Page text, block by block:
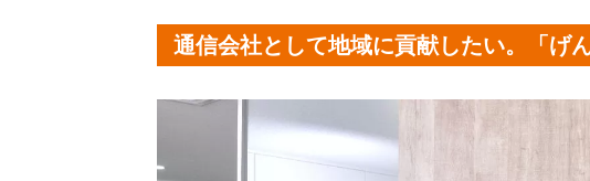
通信会社として地域に貢献したい。「げ